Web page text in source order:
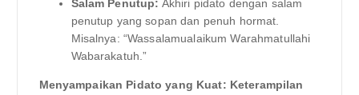
Salam Penutup: Akhiri pidato dengan salam
penutup yang sopan dan penuh hormat.
Misalnya: “Wassalamualaikum Warahmatullahi
Wabarakatuh.”
Menyampaikan Pidato yang Kuat: Keterampilan